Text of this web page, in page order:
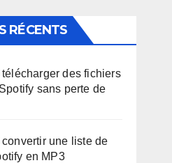
RÉCENTS
des fichiers
sans perte de
une liste de
en MP3